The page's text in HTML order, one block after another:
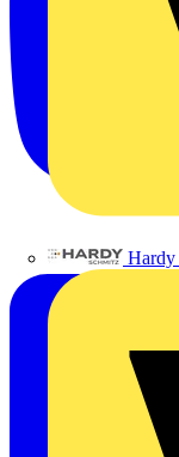
Hardy